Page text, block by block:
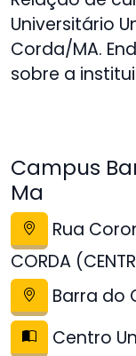
Universitário
Corda/MA.
sobre a
Campus
Ma
Rua
CORDA
Barra do
Centro